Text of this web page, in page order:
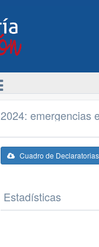
2024: emergencias
Cuadro de
Estadísticas